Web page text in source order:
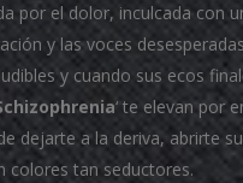
por el dolor, inculcada con
y las voces
y cuando sus ecos
‘ te elevan por
dejarte a la deriva, abrirte
colores tan seductores.